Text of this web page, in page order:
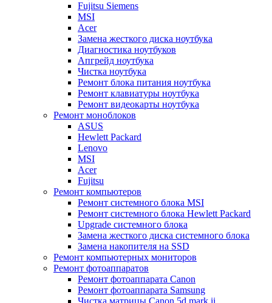
Fujitsu Siemens
MSI
Acer
Замена жесткого диска ноутбука
Диагностика ноутбуков
Апгрейд ноутбука
Чистка ноутбука
Ремонт блока питания ноутбука
Ремонт клавиатуры ноутбука
Ремонт видеокарты ноутбука
Ремонт моноблоков
ASUS
Hewlett Packard
Lenovo
MSI
Acer
Fujitsu
Ремонт компьютеров
Ремонт системного блока MSI
Ремонт системного блока Hewlett Packard
Upgrade системного блока
Замена жесткого диска системного блока
Замена накопителя на SSD
Ремонт компьютерных мониторов
Ремонт фотоаппаратов
Ремонт фотоаппарата Canon
Ремонт фотоаппарата Samsung
Чистка матрицы Canon 5d mark ii